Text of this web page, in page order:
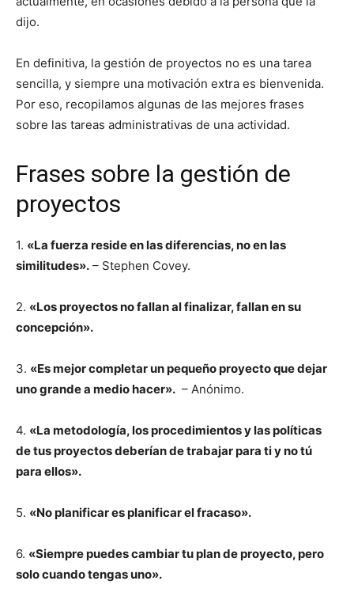
dijo.
En definitiva, la gestión de proyectos no es una tarea
sencilla, y siempre una motivación extra es bienvenida.
Por eso, recopilamos algunas de las mejores frases
sobre las tareas administrativas de una actividad.
Frases sobre la gestión de
proyectos
1. «La fuerza reside en las diferencias, no en las
similitudes». – Stephen Covey.
2. «Los proyectos no fallan al finalizar, fallan en su
concepción».
3. «Es mejor completar un pequeño proyecto que dejar
uno grande a medio hacer». – Anónimo.
4. «La metodología, los procedimientos y las políticas
de tus proyectos deberían de trabajar para ti y no tú
para ellos».
5. «No planificar es planificar el fracaso».
6. «Siempre puedes cambiar tu plan de proyecto, pero
solo cuando tengas uno».